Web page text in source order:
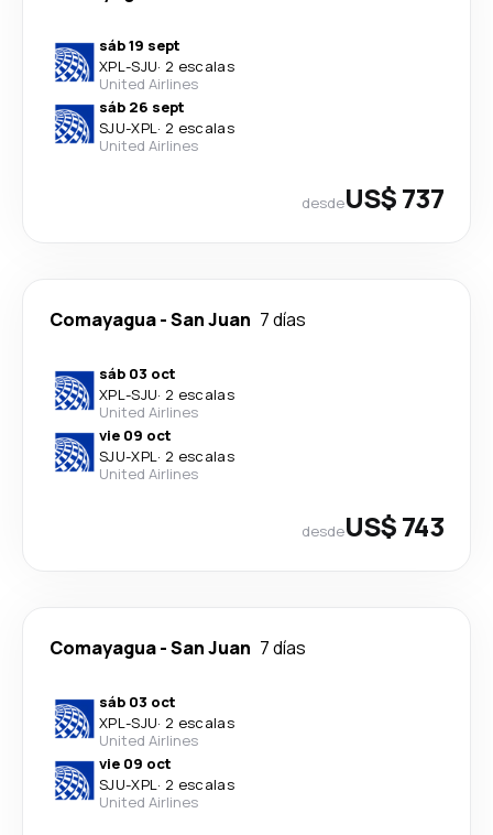
sáb 19 sept
XPL-SJU· 2 escalas
United Airlines
sáb 26 sept
SJU-XPL· 2 escalas
United Airlines
desdeUS$ 737
Comayagua-San Juan 7 días
sáb 03 oct
XPL-SJU· 2 escalas
United Airlines
vie 09 oct
SJU-XPL· 2 escalas
United Airlines
desdeUS$ 743
Comayagua-San Juan 7 días
sáb 03 oct
XPL-SJU· 2 escalas
United Airlines
vie 09 oct
SJU-XPL· 2 escalas
United Airlines